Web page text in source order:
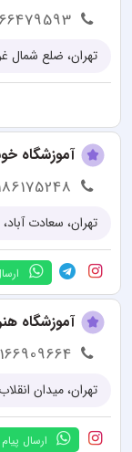
آموزشگاه
آموزشگاه
تهران، میدان
ارسال